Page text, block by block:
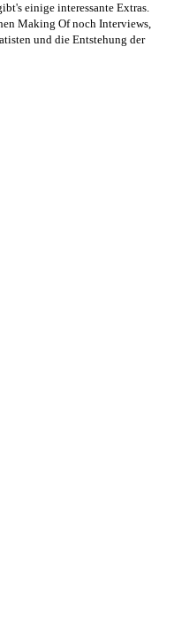
einige interessante Extras.
Making Of noch Interviews,
und die Entstehung der